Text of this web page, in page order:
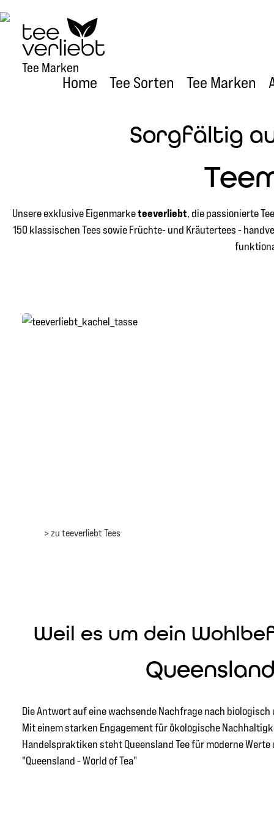
Hauptinhalt springen
Zur Hauptnavigation springen
Home Tee Sorten Tee Marken
Bildergalerie überspringen
Tee Marken
Sorgfältig
Unsere exklusive Eigenmarketeeverliebt, die passionierte
150 klassischen Tees sowie Früchte- und Kräutertees -
> zu teeverliebt Tees
> zu teeverliebt Tees
Weil es um dein
Die Antwort auf eine wachsende Nachfrage nach
Mit einem starken Engagement für ökologische
Handelspraktiken steht Queensland Tee für moderne Werte
"Queensland - World of Tea"